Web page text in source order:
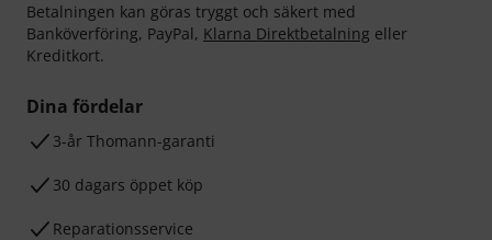
Betalningen kan göras tryggt och säkert med
Banköverföring, PayPal, Klarna Direktbetalning eller
Kreditkort.
Dina fördelar
3-år Thomann-garanti
30 dagars öppet köp
Reparationsservice